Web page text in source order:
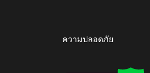
ความปลอดภัย